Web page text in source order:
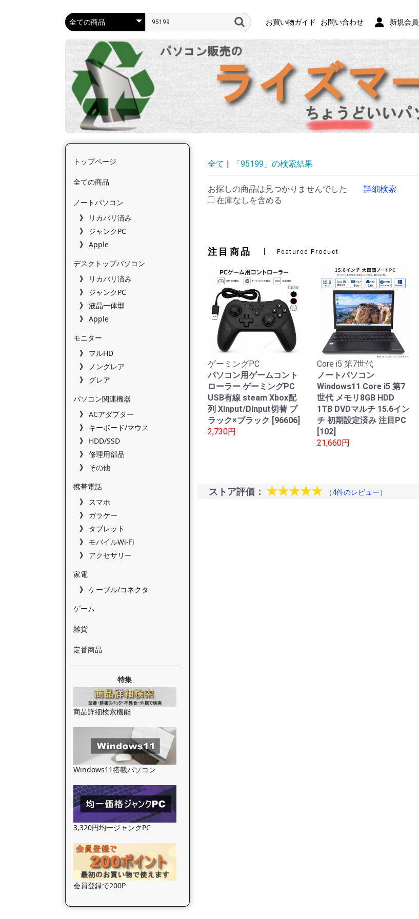
お買い物ガイド お問い合わせ 新規会
トップページ
全ての商品
ノートパソコン
リカバリ済み
ジャンクPC
Apple
デスクトップパソコン
リカバリ済み
ジャンクPC
液晶一体型
Apple
モニター
フルHD
ノングレア
グレア
パソコン関連機器
ACアダプター
キーボード/マウス
HDD/SSD
修理用部品
その他
携帯電話
スマホ
ガラケー
タブレット
モバイルWi-Fi
アクセサリー
家電
ケーブル/コネクタ
ゲーム
雑貨
定番商品
特集
商品詳細検索機能
Windows11搭載パソコン
3,320円均一ジャンクPC
会員登録で200P
全て | 「95199」の検索結果
お探しの商品は見つかりませんでした
詳細検索
在庫なしを含める
注目商品 Featured Product
ゲーミングPC
パソコン用ゲームコント
ローラー ゲーミングPC
USB有線 steam Xbox配
列 XInput/DInput切替 ブ
ラック×ブラック [96606]
2,730円
Core i5 第7世代
ノートパソコン
Windows11 Core i5 第7
世代 メモリ8GB HDD
1TB DVDマルチ 15.6イン
チ 初期設定済み 注目PC
[102]
21,660円
ストア評価： ★★★★★ （4件のレビュー）